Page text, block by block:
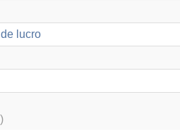
lucro